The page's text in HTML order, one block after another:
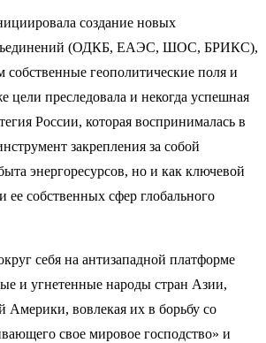
создание новых
(ОДКБ, ЕАЭС, ШОС, БРИКС),
геополитические поля и
цели преследовала и некогда успешная
России, которая воспринималась в
закрепления за собой
энергоресурсов, но и как ключевой
ее собственных сфер глобального
себя на антизападной платформе
и угнетенные народы стран Азии,
Америки, вовлекая их в борьбу со
свое мировое господство» и